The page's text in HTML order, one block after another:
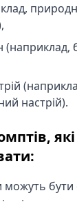
(наприклад,
настрій).
можуть бути